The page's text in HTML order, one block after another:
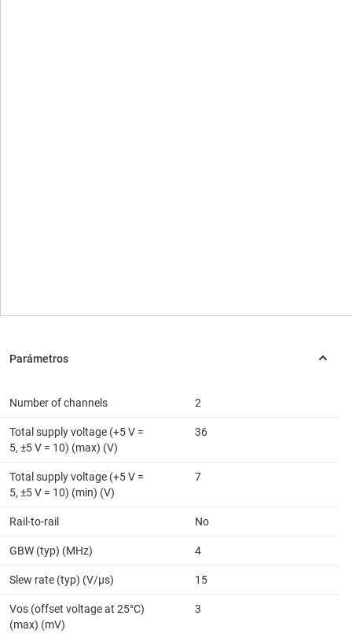
Number of channels 2
Total supply voltage (+5 V =
5, ±5 V = 10) (max) (V)
36
Total supply voltage (+5 V =
5, ±5 V = 10) (min) (V)
7
Rail-to-rail No
GBW (typ) (MHz) 4
Slew rate (typ) (V/µs) 15
Vos (offset voltage at 25°C)
(max) (mV)
3